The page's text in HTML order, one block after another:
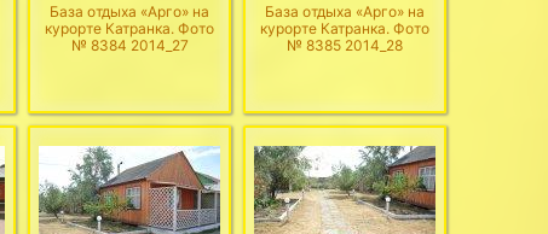
База отдыха «Арго» на
курорте Катранка. Фото
№ 8384 2014_27
База отдыха «Арго» на
курорте Катранка. Фото
№ 8385 2014_28